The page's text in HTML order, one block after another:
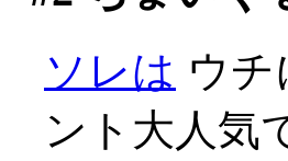
ソレは ウ
ント大人気